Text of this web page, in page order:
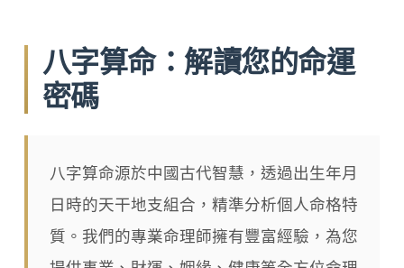
八字算命：解讀您的命運
密碼
八字算命源於中國古代智慧，透過出生年月
日時的天干地支組合，精準分析個人命格特
質。我們的專業命理師擁有豐富經驗，為您